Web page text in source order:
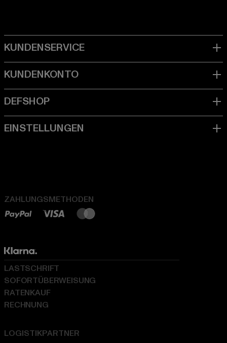
ZAHLUNGSMETHODEN
LOGISTIKPARTNER
LASTSCHRIFT
SOFORTÜBERWEISUNG
RATENKAUF
RECHNUNG